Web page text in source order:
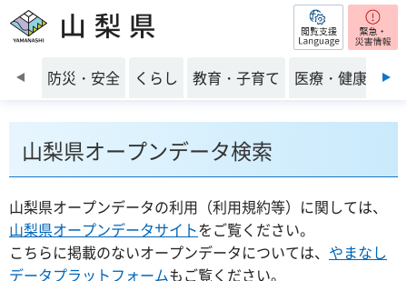
山梨県 閲覧支援
前のスライドを表示
防災・安全 くらし 教育・子育て 医療・健康・福
山梨県オープンデータ検索
山梨県オープンデータの利用（利用規約等）に関しては、
山梨県オープンデータサイトをご覧ください。
こちらに掲載のないオープンデータについては、 やまなし
データプラットフォームもご覧ください。